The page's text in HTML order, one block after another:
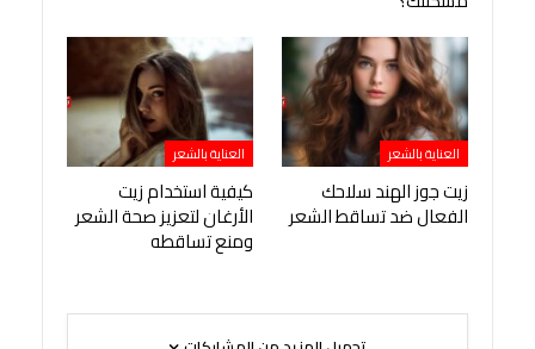
العناية بالشعر
زيت جوز الهند سلاحك
الفعال ضد تساقط الشعر
العناية بالشعر
كيفية استخدام زيت
الأرغان لتعزيز صحة الشعر
ومنع تساقطه